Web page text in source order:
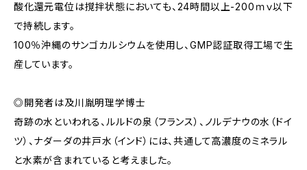
酸化還元電位は撹拌状態においても、24時間以上-200ｍｖ以下
で持続します。
100％沖縄のサンゴカルシウムを使用し、GMP認証取得工場で生
産しています。
◎開発者は及川胤明理学博士
奇跡の水といわれる、ルルドの泉（フランス）、ノルデナウの水（ドイ
ツ）、ナダーダの井戸水（インド）には、共通して高濃度のミネラル
と水素が含まれていると考えました。